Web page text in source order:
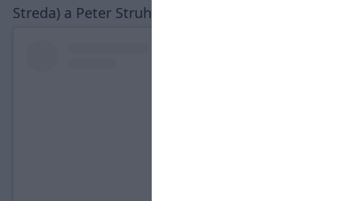
Streda) a Peter Struhár (MFK Ružomberkom).